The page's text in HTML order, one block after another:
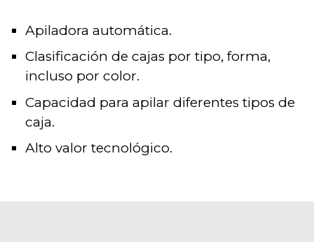
Apiladora automática.
Clasificación de cajas por tipo, forma,
incluso por color.
Capacidad para apilar diferentes tipos de
caja.
Alto valor tecnológico.